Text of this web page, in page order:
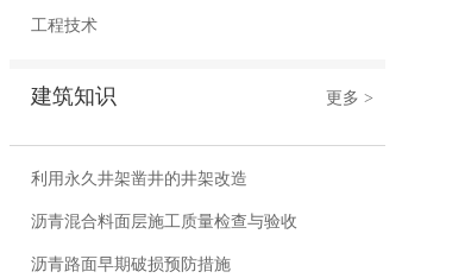
工程技术
建筑知识 更多 >
利用永久井架凿井的井架改造
沥青混合料面层施工质量检查与验收
沥青路面早期破损预防措施